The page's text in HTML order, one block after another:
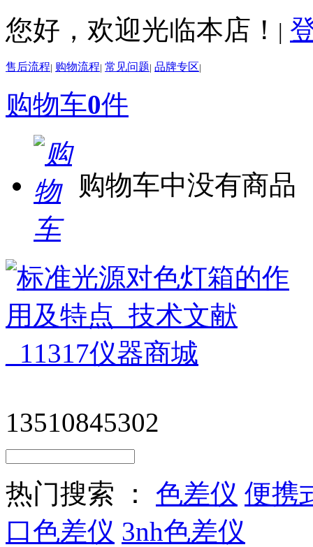
您好，欢迎光临本店！ |
售后流程| 购物流程| 常见问题| 品牌专区|
购物车0件
购物车中没有商品
13510845302
热门搜索 ： 色差仪 便携
口色差仪 3nh色差仪